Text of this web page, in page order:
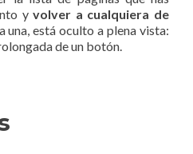
yvolver a cualquiera de
una, está oculto a plena vista:
de un botón.